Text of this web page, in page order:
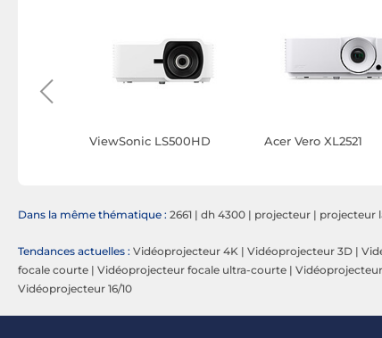
ViewSonic LS500HD Acer Vero XL2521
Dans la même thématique : 2661 | dh 4300 | projecteur | projecteur
Tendances actuelles : Vidéoprojecteur 4K | Vidéoprojecteur 3D |
focale courte | Vidéoprojecteur focale ultra-courte |
Vidéoprojecteur 16/10